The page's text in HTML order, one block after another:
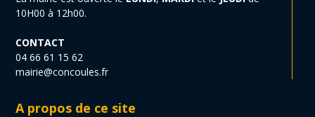
10H00 à 12h00.
CONTACT
04 66 61 15 62
mairie@concoules.fr
A propos de ce site